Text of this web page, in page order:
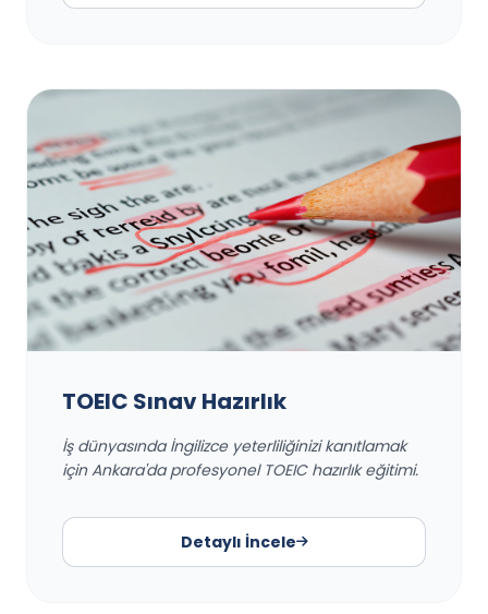
TOEIC Sınav Hazırlık
İş dünyasında İngilizce yeterliliğinizi kanıtlamak
için Ankara'da profesyonel TOEIC hazırlık eğitimi.
Detaylı İncele